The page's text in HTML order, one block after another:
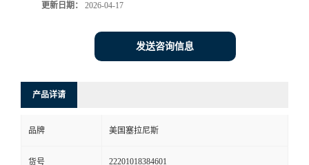
留
更新日期： 2026-04-17
发送咨询信息
产品详请
品牌 美国塞拉尼斯
货号 22201018384601